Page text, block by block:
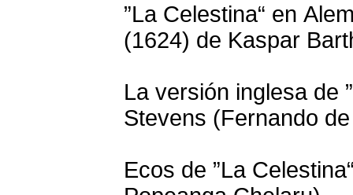
”La Celestina“ en
(1624) de Kaspar
La versión inglesa de
Stevens (Fernando
Ecos de ”La